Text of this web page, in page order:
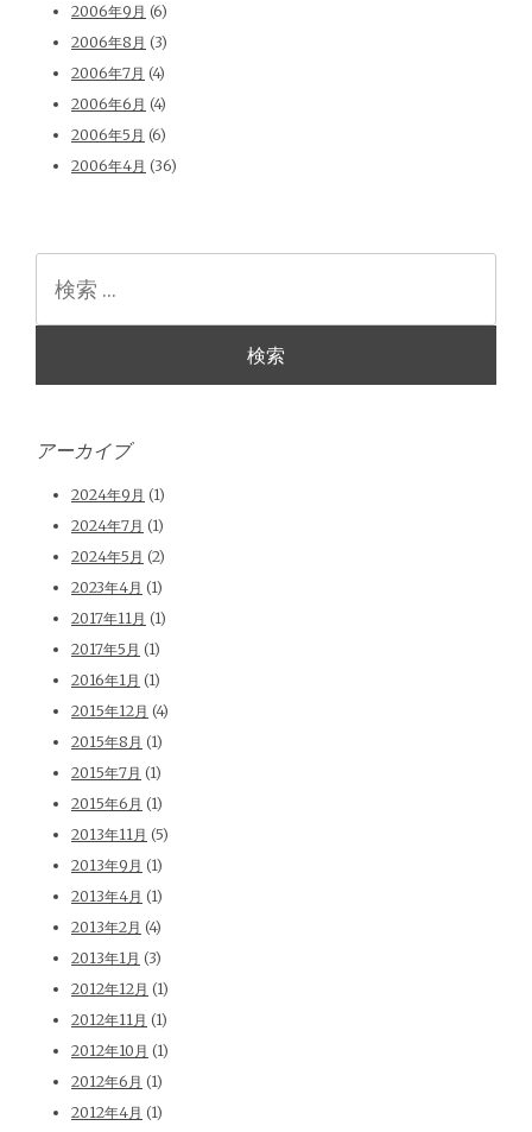
2006年9月 (6)
2006年8月 (3)
2006年7月 (4)
2006年6月 (4)
2006年5月 (6)
2006年4月 (36)
アーカイブ
2024年9月 (1)
2024年7月 (1)
2024年5月 (2)
2023年4月 (1)
2017年11月 (1)
2017年5月 (1)
2016年1月 (1)
2015年12月 (4)
2015年8月 (1)
2015年7月 (1)
2015年6月 (1)
2013年11月 (5)
2013年9月 (1)
2013年4月 (1)
2013年2月 (4)
2013年1月 (3)
2012年12月 (1)
2012年11月 (1)
2012年10月 (1)
2012年6月 (1)
2012年4月 (1)